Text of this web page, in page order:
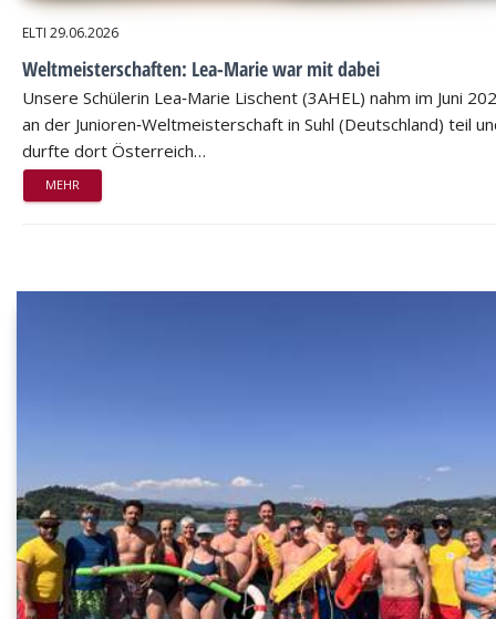
ELTI 29.06.2026
Weltmeisterschaften: Lea-Marie war mit dabei
Unsere Schülerin Lea‑Marie Lischent (3AHEL) nahm im Juni
an der Junioren‑Weltmeisterschaft in Suhl (Deutschland) teil
durfte dort Österreich…
MEHR